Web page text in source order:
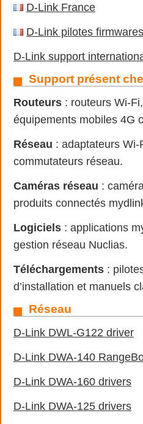
D-Link France
D-Link pilotes
D-Link support
Support présent
Routeurs : routeurs Wi-
équipements mobiles 4G
Réseau : adaptateurs Wi-
commutateurs réseau.
Caméras réseau :
produits connectés
Logiciels : applications
gestion réseau Nuclias.
Téléchargements :
d’installation et manuels
Réseau
D-Link DWL-G122 driver
D-Link DWA-140
D-Link DWA-160 drivers
D-Link DWA-125 drivers